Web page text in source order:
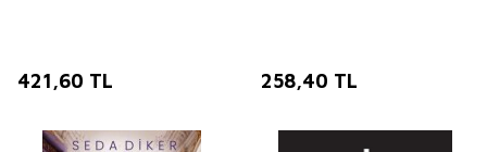
421,60 TL 258,40 TL